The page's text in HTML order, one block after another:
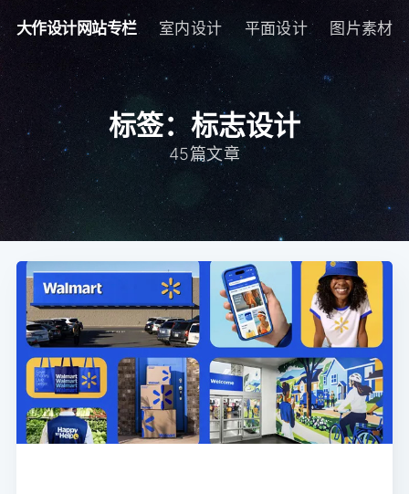
大作设计网站专栏 室内设计 平面设计 图片素材
标签：标志设计
45篇文章